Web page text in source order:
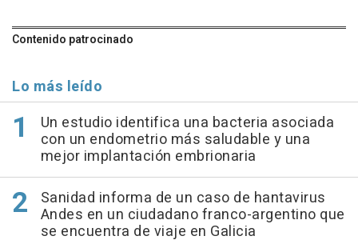
Contenido patrocinado
Lo más leído
Un estudio identifica una bacteria asociada
con un endometrio más saludable y una
mejor implantación embrionaria
Sanidad informa de un caso de hantavirus
Andes en un ciudadano franco-argentino que
se encuentra de viaje en Galicia